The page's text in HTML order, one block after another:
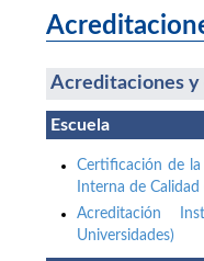
Acreditaciones
Escuela
Certificación de
Interna de Calidad
Acreditación
Universidades)